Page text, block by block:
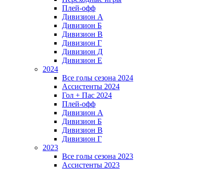
Плей-офф
Дивизион A
Дивизион Б
Дивизион В
Дивизион Г
Дивизион Д
Дивизион Е
2024
Все голы сезона 2024
Ассистенты 2024
Гол + Пас 2024
Плей-офф
Дивизион A
Дивизион Б
Дивизион В
Дивизион Г
2023
Все голы сезона 2023
Ассистенты 2023